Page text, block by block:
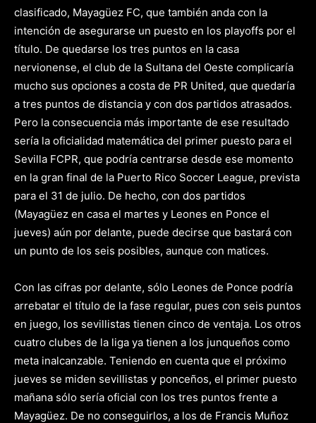
clasificado, Mayagüez FC, que también anda con la
intención de asegurarse un puesto en los playoffs por el
título. De quedarse los tres puntos en la casa
nervionense, el club de la Sultana del Oeste complicaría
mucho sus opciones a costa de PR United, que quedaría
a tres puntos de distancia y con dos partidos atrasados.
Pero la consecuencia más importante de ese resultado
sería la oficialidad matemática del primer puesto para el
Sevilla FCPR, que podría centrarse desde ese momento
en la gran final de la Puerto Rico Soccer League, prevista
para el 31 de julio. De hecho, con dos partidos
(Mayagüez en casa el martes y Leones en Ponce el
jueves) aún por delante, puede decirse que bastará con
un punto de los seis posibles, aunque con matices.
Con las cifras por delante, sólo Leones de Ponce podría
arrebatar el título de la fase regular, pues con seis puntos
en juego, los sevillistas tienen cinco de ventaja. Los otros
cuatro clubes de la liga ya tienen a los junqueños como
meta inalcanzable. Teniendo en cuenta que el próximo
jueves se miden sevillistas y ponceños, el primer puesto
mañana sólo sería oficial con los tres puntos frente a
Mayagüez. De no conseguirlos, a los de Francis Muñoz